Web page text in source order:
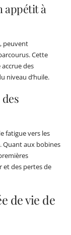
appétit à
peuvent
Cette
des
niveau d’huile.
des
fatigue vers les
Quant aux bobines
et des pertes de
de vie de